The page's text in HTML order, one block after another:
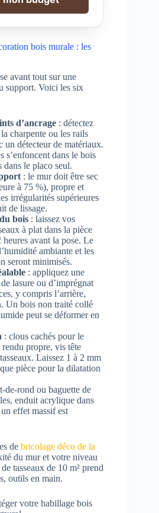
bois murale : les
avant tout sur une
support. Voici les six
d’ancrage : détectez
charpente ou les rails
un détecteur de matériaux.
s’enfoncent dans le bois
dans le placo seul.
: le mur doit être sec
à 75 %), propre et
irrégularités supérieures
de lissage.
bois : laissez vos
à plat dans la pièce
heures avant la pose. Le
ambiante et les
seront minimisés.
: appliquez une
lasure ou d’imprégnat
y compris l’arrière,
Un bois non traité collé
peut se déformer en
: clous cachés pour le
propre, vis tête
Laissez 1 à 2 mm
pièce pour la dilatation
de-rond ou baguette de
enduit acrylique dans
effet massif est
de bricolage déco de la
du mur et votre niveau
tasseaux de 10 m² prend
outils en main.